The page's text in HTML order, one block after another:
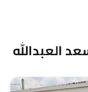
العبدالله